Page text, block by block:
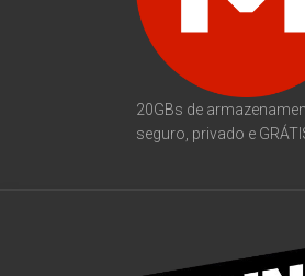
20GBs de
seguro, privado e